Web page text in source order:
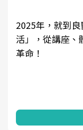
2025年，就到
活」，從講座、
革命！